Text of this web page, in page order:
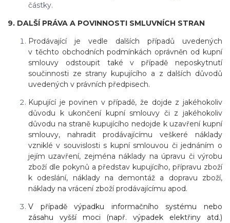
částky.
9. DALŠÍ PRÁVA A POVINNOSTI SMLUVNÍCH STRAN
Prodávající je vedle dalších případů uvedených
v těchto obchodních podmínkách oprávněn od kupní
smlouvy odstoupit také v případě neposkytnutí
součinnosti ze strany kupujícího a z dalších důvodů
uvedených v právních předpisech.
Kupující je povinen v případě, že dojde z jakéhokoliv
důvodu k ukončení kupní smlouvy či z jakéhokoliv
důvodu na straně kupujícího nedojde k uzavření kupní
smlouvy, nahradit prodávajícímu veškeré náklady
vzniklé v souvislosti s kupní smlouvou či jednáním o
jejím uzavření, zejména náklady na úpravu či výrobu
zboží dle pokynů a představ kupujícího, přípravu zboží
k odeslání, náklady na demontáž a dopravu zboží,
náklady na vrácení zboží prodávajícímu apod.
V případě výpadku informačního systému nebo
zásahu vyšší moci (např. výpadek elektřiny atd.)